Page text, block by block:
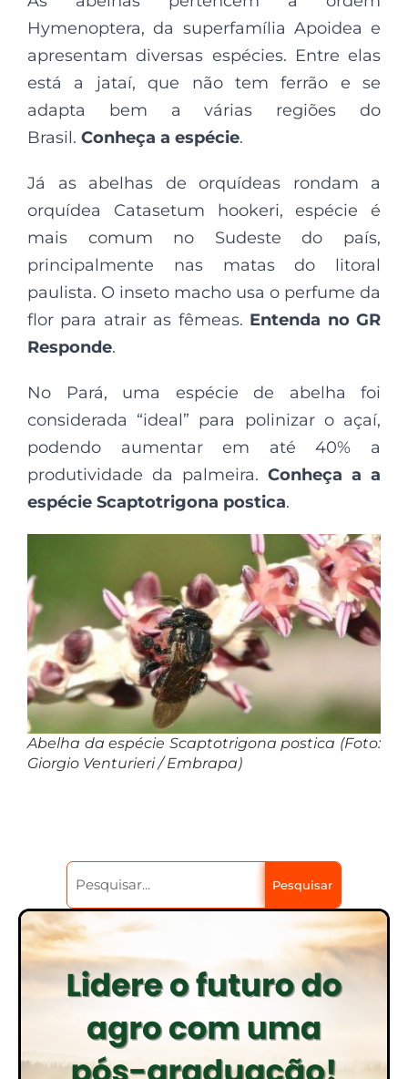
Hymenoptera, da superfamília Apoidea e
apresentam diversas espécies. Entre elas
está a jataí, que não tem ferrão e se
adapta bem a várias regiões do
Brasil. Conheça a espécie.
Já as abelhas de orquídeas rondam a
orquídea Catasetum hookeri, espécie é
mais comum no Sudeste do país,
principalmente nas matas do litoral
paulista. O inseto macho usa o perfume da
flor para atrair as fêmeas. Entenda no GR
Responde.
No Pará, uma espécie de abelha foi
considerada “ideal” para polinizar o açaí,
podendo aumentar em até 40% a
produtividade da palmeira. Conheça a a
espécie Scaptotrigona postica.
Abelha da espécie Scaptotrigona postica (Foto:
Giorgio Venturieri / Embrapa)
Pesquisar